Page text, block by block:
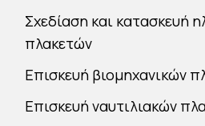
Σχεδίαση και κατασκευή
πλακετών
Επισκευή βιομηχανικών
Επισκευή ναυτιλιακών